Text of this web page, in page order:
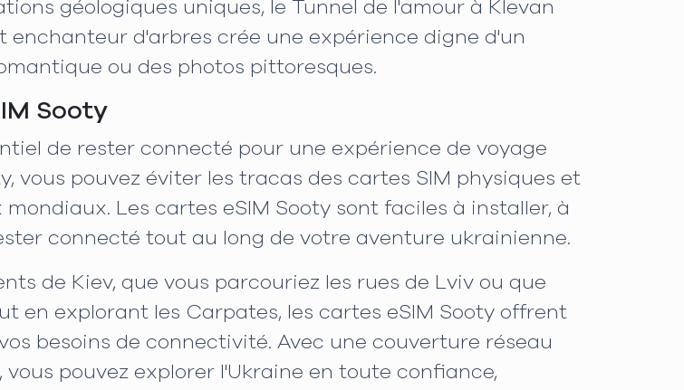
géologiques uniques, le Tunnel de l'amour à Klevan
d'arbres crée une expérience digne d'un
ou des photos pittoresques.
Sooty
de rester connecté pour une expérience de voyage
vous pouvez éviter les tracas des cartes SIM physiques et
Les cartes eSIM Sooty sont faciles à installer, à
connecté tout au long de votre aventure ukrainienne.
de Kiev, que vous parcouriez les rues de Lviv ou que
en explorant les Carpates, les cartes eSIM Sooty offrent
besoins de connectivité. Avec une couverture réseau
pouvez explorer l'Ukraine en toute confiance,